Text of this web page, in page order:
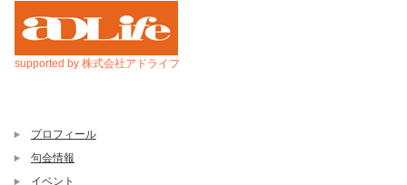
supported by 株式会社アドライフ
プロフィール
句会情報
イベント